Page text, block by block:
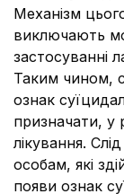
Механізм
виключають
застосуванні
Таким чином,
ознак
призначати, у
лікування.
особам, які
появи ознак